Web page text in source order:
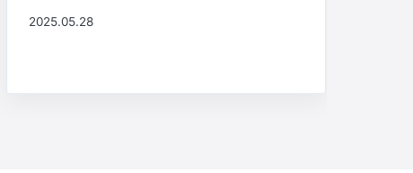
2025.05.28